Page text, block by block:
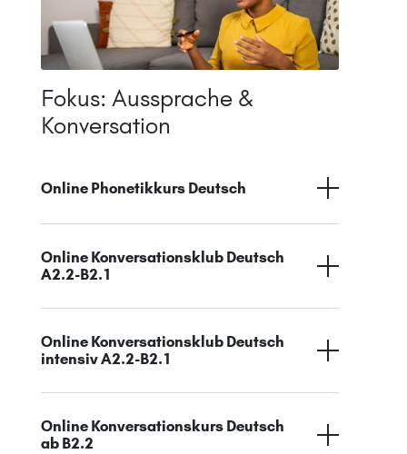
Fokus: Aussprache &
Konversation
Online Phonetikkurs Deutsch
Online Konversationsklub Deutsch
A2.2-B2.1
Online Konversationsklub Deutsch
intensiv A2.2-B2.1
Online Konversationskurs Deutsch
ab B2.2